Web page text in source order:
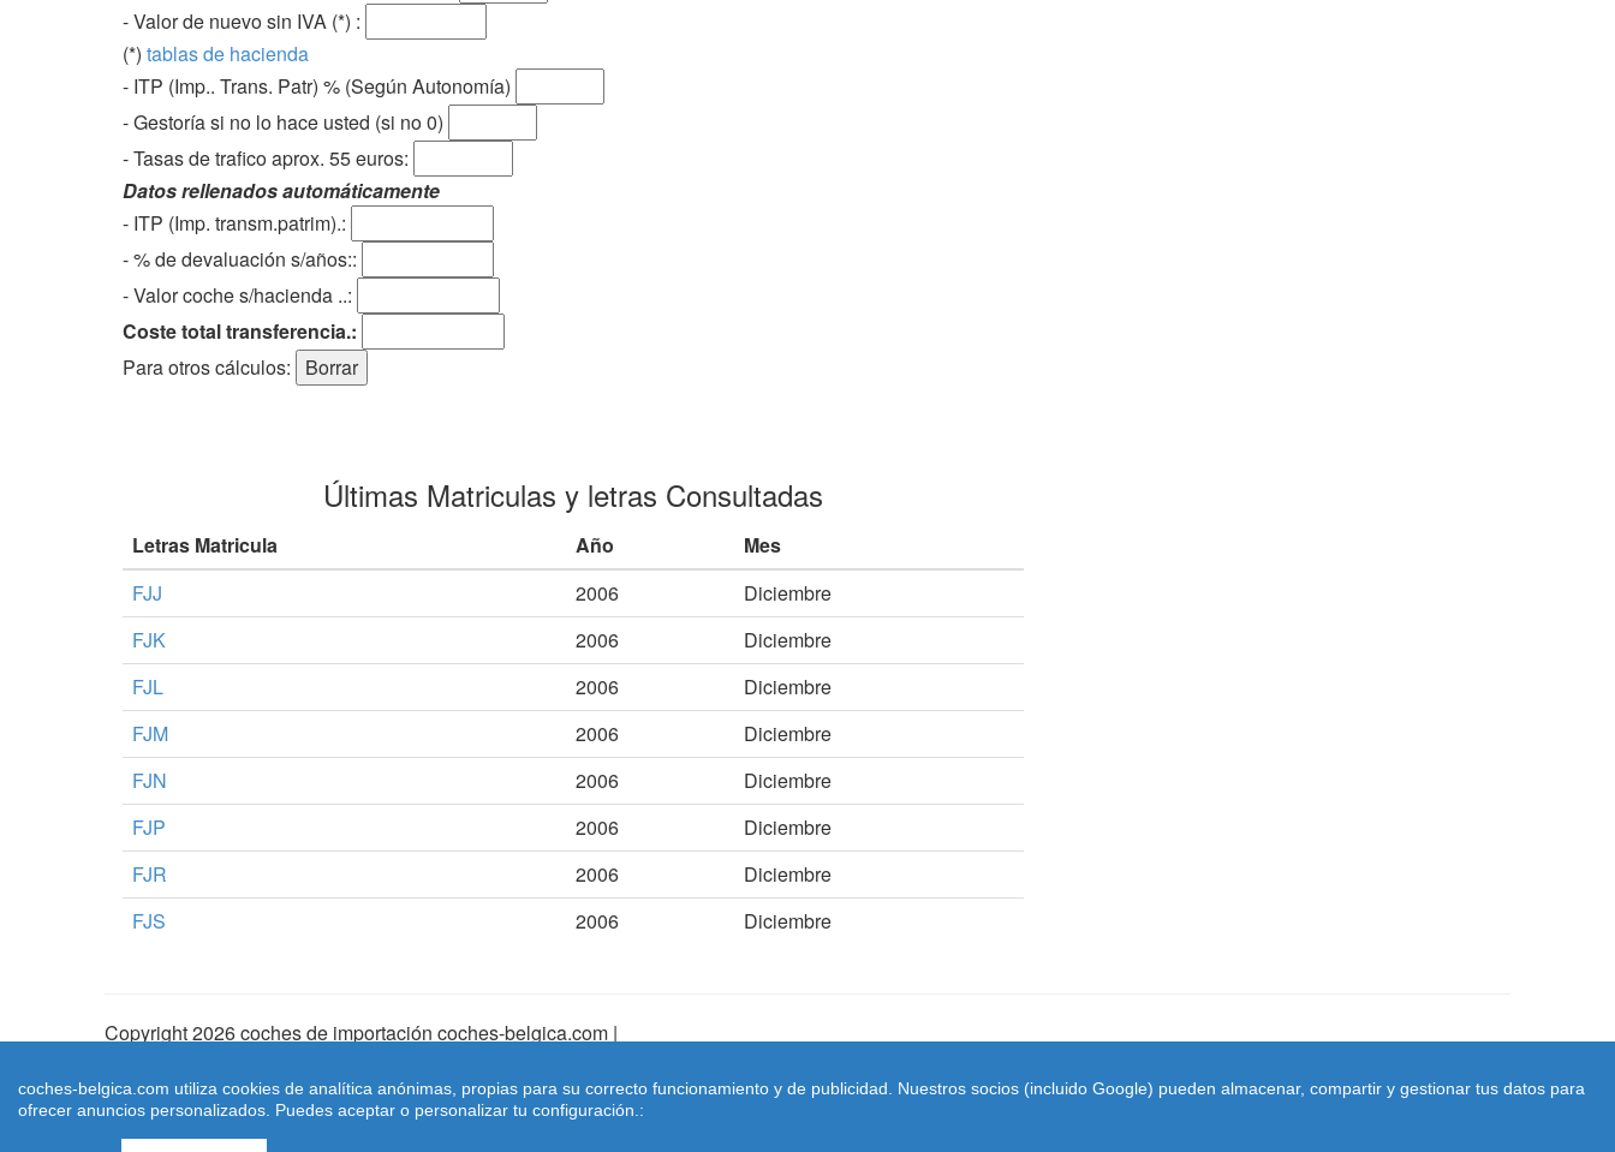
- Valor de nuevo sin IVA (*) :
(*) tablas de hacienda
- ITP (Imp.. Trans. Patr) % (Según Autonomía)
- Gestoría si no lo hace usted (si no 0)
-Tasas de trafico aprox. 55 euros:
Datos rellenados automáticamente
- ITP (Imp. transm.patrim).:
- % de devaluación s/años::
- Valor coche s/hacienda ..:
Coste total transferencia.:
Para otros cálculos:
Últimas Matriculas y letras Consultadas
Letras Matricula Año
Mes
FJJ
2006
Diciembre
FJK
2006
Diciembre
FJL
2006
Diciembre
FJM
2006
Diciembre
FJN
2006
Diciembre
FJP
2006
Diciembre
FJR
2006
Diciembre
FJS
2006 Diciembre
Copyright 2026 coches de importación coches-belgica.com |
Coches-belgica.com
coches-belgica.com utiliza cookies de analítica anónimas, propias para su correcto funcionamiento y de publicidad. Nuestros socios (incluido Google) pueden almacenar, compartir y gestionar tus datos para
ofrecer anuncios personalizados. Puedes aceptar o personalizar tu configuración.: